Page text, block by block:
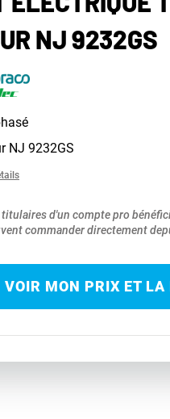
NJ 9232GS
NJ 9232GS
titulaires d'un compte pro
commander directement
VOIR MON PRIX ET